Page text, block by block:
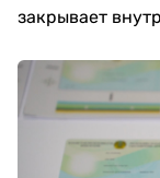
закрывает